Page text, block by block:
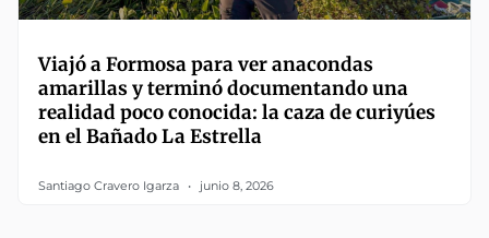
Viajó a Formosa para ver anacondas
amarillas y terminó documentando una
realidad poco conocida: la caza de curiyúes
en el Bañado La Estrella
Santiago Cravero Igarza junio 8, 2026